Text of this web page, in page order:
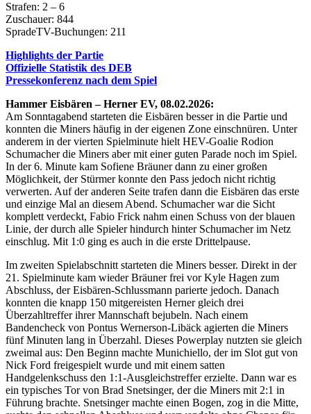
Strafen: 2 – 6
Zuschauer: 844
SpradeTV-Buchungen: 211
Highlights der Partie
Offizielle Statistik des DEB
Pressekonferenz nach dem Spiel
Hammer Eisbären – Herner EV, 08.02.2026:
Am Sonntagabend starteten die Eisbären besser in die Partie und
konnten die Miners häufig in der eigenen Zone einschnüren. Unter
anderem in der vierten Spielminute hielt HEV-Goalie Rodion
Schumacher die Miners aber mit einer guten Parade noch im Spiel.
In der 6. Minute kam Sofiene Bräuner dann zu einer großen
Möglichkeit, der Stürmer konnte den Pass jedoch nicht richtig
verwerten. Auf der anderen Seite trafen dann die Eisbären das erste
und einzige Mal an diesem Abend. Schumacher war die Sicht
komplett verdeckt, Fabio Frick nahm einen Schuss von der blauen
Linie, der durch alle Spieler hindurch hinter Schumacher im Netz
einschlug. Mit 1:0 ging es auch in die erste Drittelpause.
Im zweiten Spielabschnitt starteten die Miners besser. Direkt in der
21. Spielminute kam wieder Bräuner frei vor Kyle Hagen zum
Abschluss, der Eisbären-Schlussmann parierte jedoch. Danach
konnten die knapp 150 mitgereisten Herner gleich drei
Überzahltreffer ihrer Mannschaft bejubeln. Nach einem
Bandencheck von Pontus Wernerson-Libäck agierten die Miners
fünf Minuten lang in Überzahl. Dieses Powerplay nutzten sie gleich
zweimal aus: Den Beginn machte Munichiello, der im Slot gut von
Nick Ford freigespielt wurde und mit einem satten
Handgelenkschuss den 1:1-Ausgleichstreffer erzielte. Dann war es
ein typisches Tor von Brad Snetsinger, der die Miners mit 2:1 in
Führung brachte. Snetsinger machte einen Bogen, zog in die Mitte,